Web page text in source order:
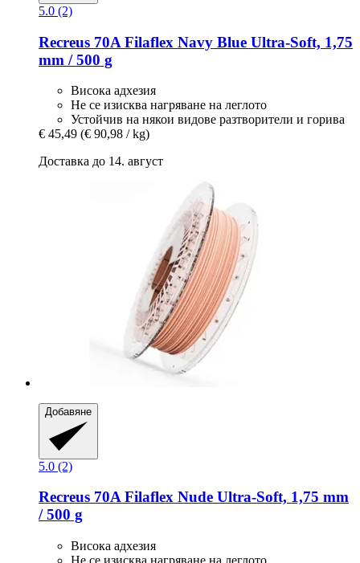
5.0 (2)
Recreus 70A Filaflex Navy Blue Ultra-​Soft, 1,75
mm / 500 g
Висока адхезия
Не се изисква нагряване на леглото
Устойчив на някои видове разтворители и горива
€ 45,49 (€ 90,98 / kg)
Доставка до 14. август
Добавяне
5.0 (2)
Recreus 70A Filaflex Nude Ultra-​Soft, 1,75 mm
/ 500 g
Висока адхезия
Не се изисква нагряване на леглото